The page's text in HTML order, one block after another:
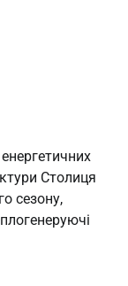
Столиця
сезону,